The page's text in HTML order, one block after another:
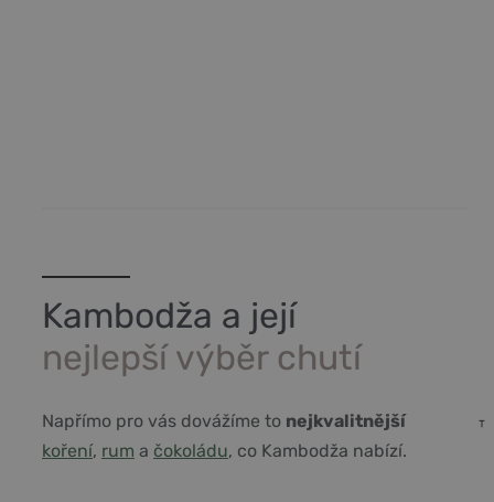
Kambodža a její
nejlepší výběr chutí
Napřímo pro vás dovážíme to nejkvalitnější
koření, rum a čokoládu, co Kambodža nabízí.